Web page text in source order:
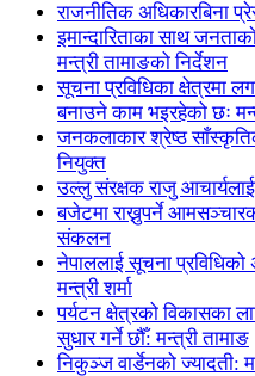
राजनीतिक अधिकारबिना
इमान्दारिताका साथ
मन्त्री तामाङको निर्देशन
सूचना प्रविधिका क्षेत्रमा
बनाउने काम भइरहेको छः
जनकलाकार श्रेष्ठ
नियुक्त
उल्लु संरक्षक राजु आचार्यलाई
बजेटमा राख्नुपर्ने
संकलन
नेपाललाई सूचना प्रविधिको
मन्त्री शर्मा
पर्यटन क्षेत्रको विकासका
सुधार गर्ने छौँ: मन्त्री तामाङ
निकुञ्ज वार्डेनको ज्यादती: